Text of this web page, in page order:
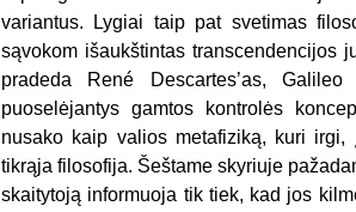
variantus. Lygiai taip pat svetimas
sąvokom išaukštintas transcendencijos
pradeda René Descartes’as,
puoselėjantys gamtos kontrolės
nusako kaip valios metafiziką, kuri irgi,
tikrąja filosofija. Šeštame skyriuje
skaitytoją informuoja tik tiek, kad jos